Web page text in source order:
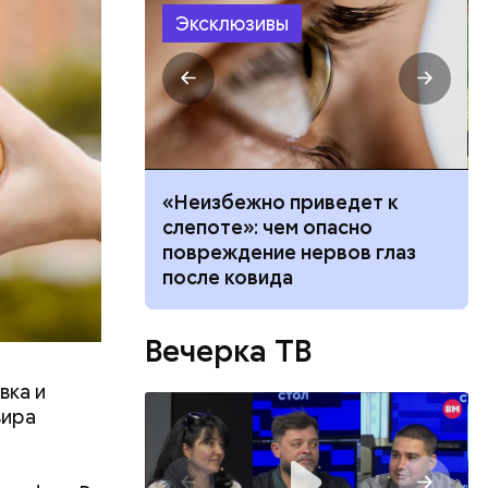
и
Эксклюзивы
от
любовь в
«Неизбежно приведет к
слепоте»: чем опасно
повреждение нервов глаз
после ковида
Вечерка ТВ